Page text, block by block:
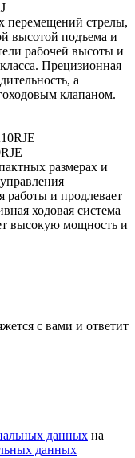
перемещений стрелы,
высотой подъема и
рабочей высоты и
Прецизионная
а
клапаном.
размерах и
работы и продлевает
ходовая система
высокую мощность и
с вами и ответит
данных на
данных